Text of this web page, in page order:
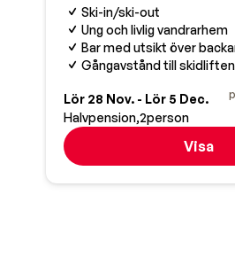
Ski-in/ski-out
Ung och livlig vandrarhem
Bar med utsikt över
Gångavstånd till skidliften
Lör 28 Nov. - Lör 5 Dec.
Halvpension 2person
Visa